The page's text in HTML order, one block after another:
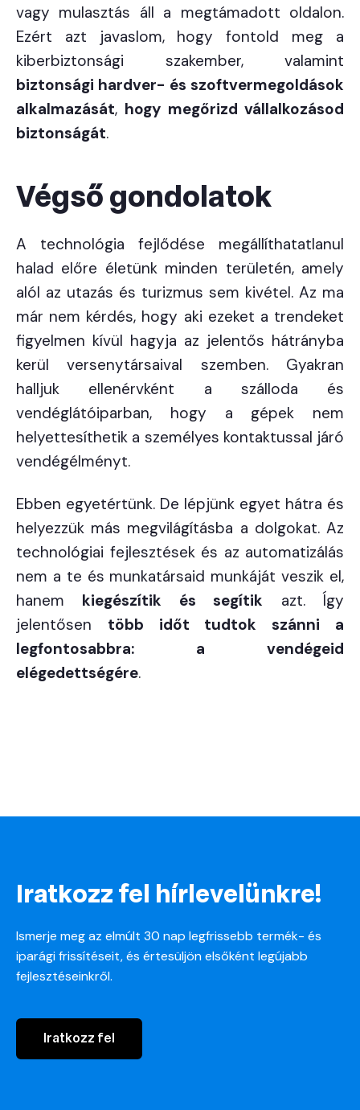
vagy mulasztás áll a megtámadott oldalon.
Ezért azt javaslom, hogy fontold meg a
kiberbiztonsági szakember, valamint
biztonsági hardver- és szoftvermegoldások
alkalmazását, hogy megőrizd vállalkozásod
biztonságát.
Végső gondolatok
A technológia fejlődése megállíthatatlanul
halad előre életünk minden területén, amely
alól az utazás és turizmus sem kivétel. Az ma
már nem kérdés, hogy aki ezeket a trendeket
figyelmen kívül hagyja az jelentős hátrányba
kerül versenytársaival szemben. Gyakran
halljuk ellenérvként a szálloda és
vendéglátóiparban, hogy a gépek nem
helyettesíthetik a személyes kontaktussal járó
vendégélményt.
Ebben egyetértünk. De lépjünk egyet hátra és
helyezzük más megvilágításba a dolgokat. Az
technológiai fejlesztések és az automatizálás
nem a te és munkatársaid munkáját veszik el,
hanem kiegészítik és segítik azt. Így
jelentősen több időt tudtok szánni a
legfontosabbra: a vendégeid
elégedettségére.
Iratkozz fel hírlevelünkre!
Ismerje meg az elmúlt 30 nap legfrissebb termék- és
iparági frissítéseit, és értesüljön elsőként legújabb
fejlesztéseinkről.
Iratkozz fel